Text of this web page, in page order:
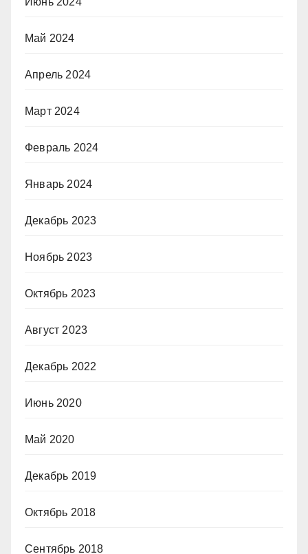
Май 2024
Апрель 2024
Март 2024
Февраль 2024
Январь 2024
Декабрь 2023
Ноябрь 2023
Октябрь 2023
Август 2023
Декабрь 2022
Июнь 2020
Май 2020
Декабрь 2019
Октябрь 2018
Сентябрь 2018